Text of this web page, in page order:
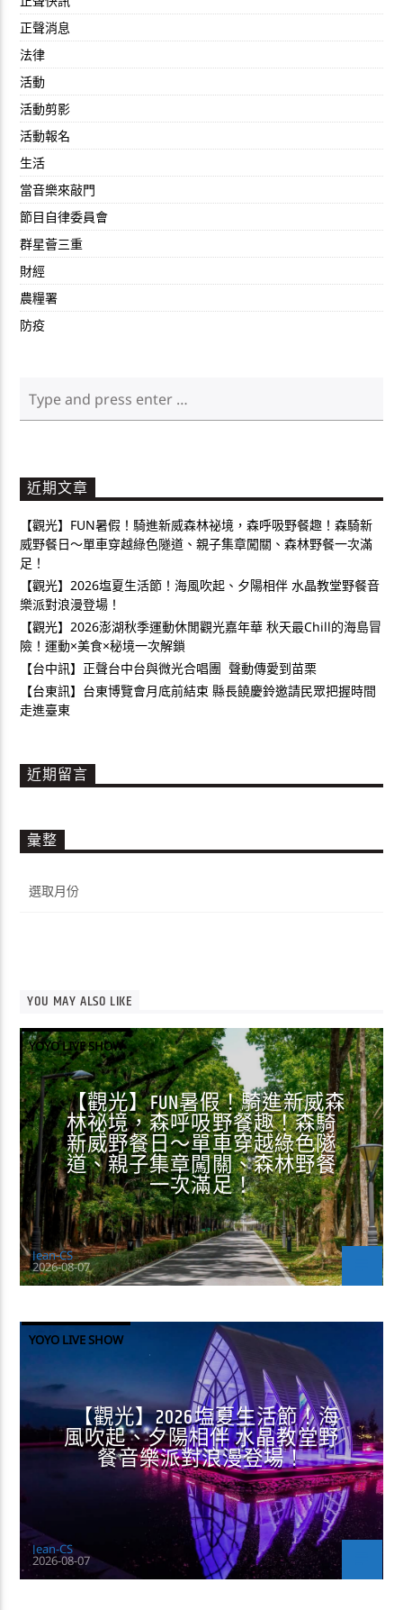
正聲消息
法律
活動
活動剪影
活動報名
生活
當音樂來敲門
節目自律委員會
群星薈三重
財經
農糧署
防疫
近期文章
【觀光】FUN暑假！騎進新威森林祕境，森呼吸野餐趣！森騎新
威野餐日～單車穿越綠色隧道、親子集章闖關、森林野餐一次滿
足！
【觀光】2026塩夏生活節！海風吹起、夕陽相伴 水晶教堂野餐音
樂派對浪漫登場！
【觀光】2026澎湖秋季運動休閒觀光嘉年華 秋天最Chill的海島冒
險！運動×美食×秘境一次解鎖
【台中訊】正聲台中台與微光合唱團 聲動傳愛到苗栗
【台東訊】台東博覽會月底前結束 縣長饒慶鈴邀請民眾把握時間
走進臺東
近期留言
彙整
整
YOU MAY ALSO LIKE
YOYO LIVE SHOW
【觀光】FUN暑假！騎進新威森
林祕境，森呼吸野餐趣！森騎
新威野餐日～單車穿越綠色隧
道、親子集章闖關、森林野餐
一次滿足！
Jean-CS
2026-08-07
YOYO LIVE SHOW
【觀光】2026塩夏生活節！海
風吹起、夕陽相伴 水晶教堂野
餐音樂派對浪漫登場！
Jean-CS
2026-08-07